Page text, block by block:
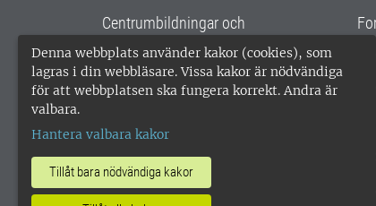
Denna webbplats använder kakor (cookies), som
lagras i din webbläsare. Vissa kakor är nödvändiga
för att webbplatsen ska fungera korrekt. Andra är
valbara.
Hantera valbara kakor
Tillåt bara nödvändiga kakor
Centrumbildningar och
samarbetsprojekt
Gemensamma verksamhetsstödet
SLU, Sveriges lantbruksuniversitet,